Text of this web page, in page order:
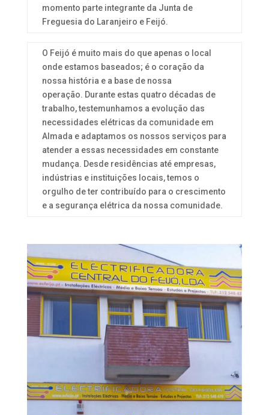
momento parte integrante da Junta de
Freguesia do Laranjeiro e Feijó.
O Feijó é muito mais do que apenas o local
onde estamos baseados; é o coração da
nossa história e a base de nossa
operação. Durante estas quatro décadas de
trabalho, testemunhamos a evolução das
necessidades elétricas da comunidade em
Almada e adaptamos os nossos serviços para
atender a essas necessidades em constante
mudança. Desde residências até empresas,
indústrias e instituições locais, temos o
orgulho de ter contribuído para o crescimento
e a segurança elétrica da nossa comunidade.